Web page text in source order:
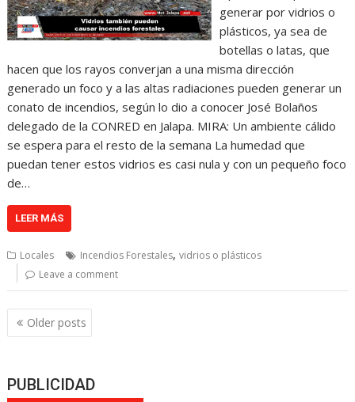
generar por vidrios o
plásticos, ya sea de
botellas o latas, que
hacen que los rayos converjan a una misma dirección
generado un foco y a las altas radiaciones pueden generar un
conato de incendios, según lo dio a conocer José Bolaños
delegado de la CONRED en Jalapa. MIRA: Un ambiente cálido
se espera para el resto de la semana La humedad que
puedan tener estos vidrios es casi nula y con un pequeño foco
de…
LEER MÁS
Locales Incendios Forestales,vidrios o plásticos
Leave a comment
Posts
navigation
Older posts
PUBLICIDAD